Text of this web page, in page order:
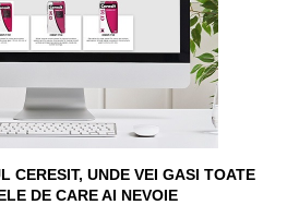
CERESIT, UNDE VEI GASI TOATE
DE CARE AI NEVOIE